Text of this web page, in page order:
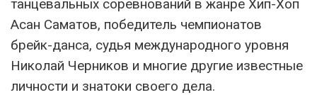
танцевальных соревнований в жанре Хип-Хоп
Асан Саматов, победитель чемпионатов
брейк-данса, судья международного уровня
Николай Черников и многие другие известные
личности и знатоки своего дела.